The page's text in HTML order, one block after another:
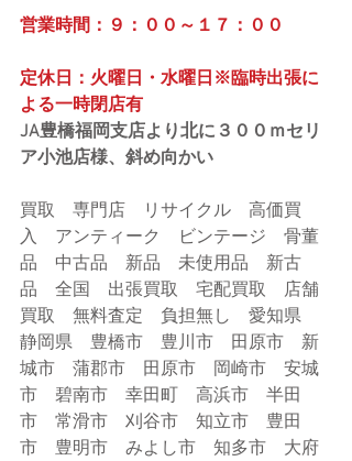
営業時間：９：００～１７：００
定休日：火曜日・水曜日※臨時出張に
よる一時閉店有
JA豊橋福岡支店より北に３００ｍセリ
ア小池店様、斜め向かい
買取　専門店　リサイクル　高価買
入　アンティーク　ビンテージ　骨董
品　中古品　新品　未使用品　新古
品　全国　出張買取　宅配買取　店舗
買取　無料査定　負担無し　愛知県
静岡県　豊橋市　豊川市　田原市　新
城市　蒲郡市　田原市　岡崎市　安城
市　碧南市　幸田町　高浜市　半田
市　常滑市　刈谷市　知立市　豊田
市　豊明市　みよし市　知多市　大府